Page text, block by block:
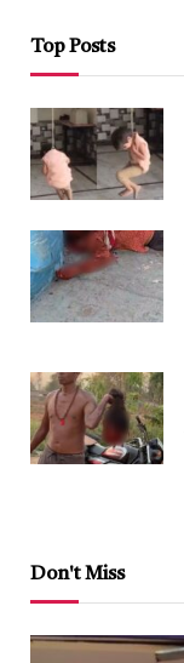
Top Posts
Don't Miss